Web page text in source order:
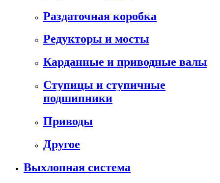
Раздаточная коробка
Редукторы и мосты
Карданные и приводные валы
Ступицы и ступичные
подшипники
Приводы
Другое
Выхлопная система